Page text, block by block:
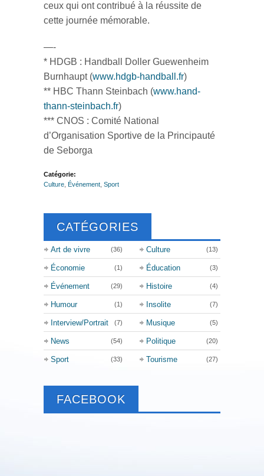
ceux qui ont contribué à la réussite de
cette journée mémorable.
—-
* HDGB : Handball Doller Guewenheim
Burnhaupt (www.hdgb-handball.fr)
** HBC Thann Steinbach (www.hand-
thann-steinbach.fr)
*** CNOS : Comité National
d’Organisation Sportive de la Principauté
de Seborga
Catégorie:
Culture
Événement Sport
CATÉGORIES
Art de vivre (36) Culture (13)
Économie (1) Éducation (3)
Événement (29) Histoire (4)
Humour (1) Insolite (7)
Interview/Portrait (7) Musique (5)
News (54) Politique (20)
Sport (33) Tourisme (27)
FACEBOOK